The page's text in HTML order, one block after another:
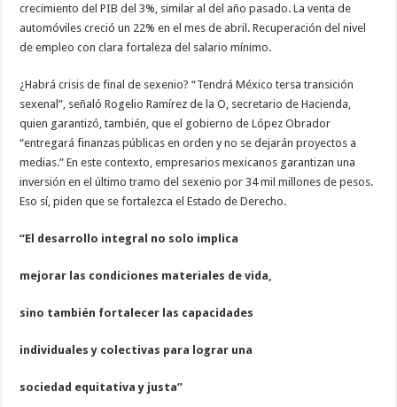
crecimiento del PIB del 3%, similar al del año pasado. La venta de
automóviles creció un 22% en el mes de abril. Recuperación del nivel
de empleo con clara fortaleza del salario mínimo.
¿Habrá crisis de final de sexenio? “Tendrá México tersa transición
sexenal”, señaló Rogelio Ramírez de la O, secretario de Hacienda,
quien garantizó, también, que el gobierno de López Obrador
“entregará finanzas públicas en orden y no se dejarán proyectos a
medias.” En este contexto, empresarios mexicanos garantizan una
inversión en el último tramo del sexenio por 34 mil millones de pesos.
Eso sí, piden que se fortalezca el Estado de Derecho.
“El desarrollo integral no solo implica
mejorar las condiciones materiales de vida,
sino también fortalecer las capacidades
individuales y colectivas para lograr una
sociedad equitativa y justa”